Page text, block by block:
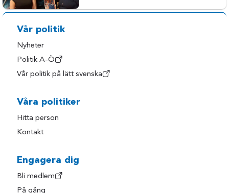
Vår politik
Nyheter
Politik A-Ö
Vår politik på lätt svenska
Våra politiker
Hitta person
Kontakt
Engagera dig
Bli medlem
På gång